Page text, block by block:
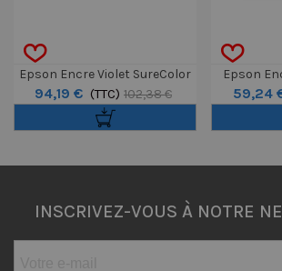
Epson Encre Violet SureColor
SC-P5000 200ml
94,19 € (TTC) 102,38 €
Epson
Clair
59,24
INSCRIVEZ-VOUS À NOTRE